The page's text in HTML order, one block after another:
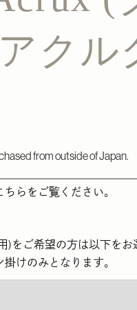
クル
from outside of Japan.
ちら をご覧ください。
)をご希望の方は以下を
けのみとなります。